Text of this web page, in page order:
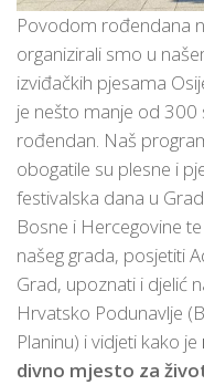
Povodom rođendana
organizirali smo u
izviđačkih pjesama
je nešto manje od 300
rođendan. Naš
obogatile su plesne i
festivalska dana u
Bosne i Hercegovine
našeg grada, posjetiti
Grad, upoznati i djelić
Hrvatsko Podunavlje
Planinu) i vidjeti kako je
divno mjesto za